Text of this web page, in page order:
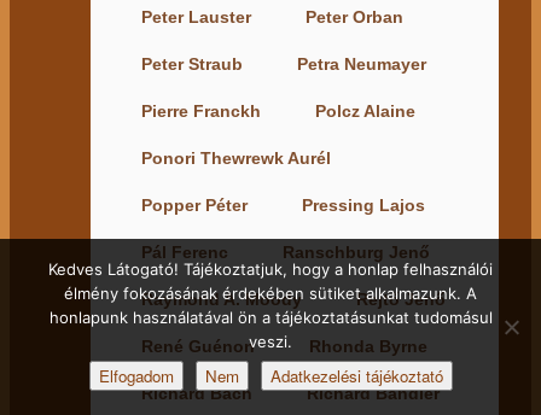
Peter Lauster Peter Orban
Peter Straub Petra Neumayer
Pierre Franckh Polcz Alaine
Ponori Thewrewk Aurél
Popper Péter Pressing Lajos
Pál Ferenc Ranschburg Jenő
Raymond A. Moody Rejtő Jenő
René Guénon Rhonda Byrne
Richard Bach Richard Bandler
Kedves Látogató! Tájékoztatjuk, hogy a honlap felhasználói
élmény fokozásának érdekében sütiket alkalmazunk. A
honlapunk használatával ön a tájékoztatásunkat tudomásul
veszi.
Elfogadom Nem Adatkezelési tájékoztató